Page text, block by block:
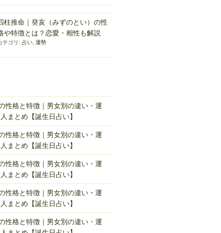
柱推命｜癸亥（みずのとい）の性
や特徴とは？恋愛・相性も解説
テゴリ: 占い, 運勢
性格と特徴｜男女別の違い・運
まとめ【誕生日占い】
性格と特徴｜男女別の違い・運
まとめ【誕生日占い】
性格と特徴｜男女別の違い・運
まとめ【誕生日占い】
性格と特徴｜男女別の違い・運
まとめ【誕生日占い】
性格と特徴｜男女別の違い・運